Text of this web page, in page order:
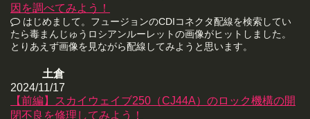
因を調べてみよう！
はじめまして。フュージョンのCDIコネクタ配線を検索してい
たら毒まんじゅうロシアンルーレットの画像がヒットしました。
とりあえず画像を見ながら配線してみようと思います。
土倉
2024/11/17
【前編】スカイウェイブ250（CJ44A）のロック機構の開
閉不良を修理してみよう！